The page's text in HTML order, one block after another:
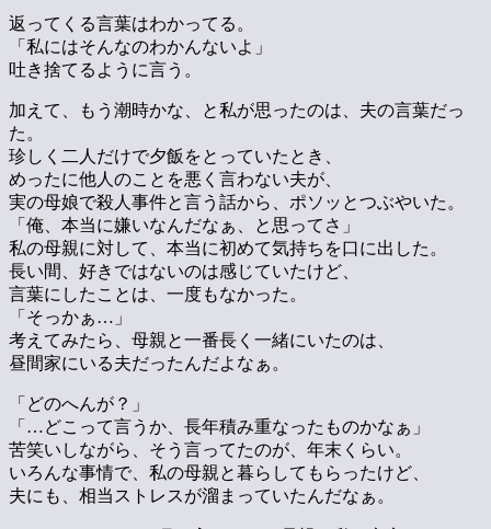
返ってくる言葉はわかってる。
「私にはそんなのわかんないよ」
吐き捨てるように言う。
加えて、もう潮時かな、と私が思ったのは、夫の言葉だっ
た。
珍しく二人だけで夕飯をとっていたとき、
めったに他人のことを悪く言わない夫が、
実の母娘で殺人事件と言う話から、ポソッとつぶやいた。
「俺、本当に嫌いなんだなぁ、と思ってさ」
私の母親に対して、本当に初めて気持ちを口に出した。
長い間、好きではないのは感じていたけど、
言葉にしたことは、一度もなかった。
「そっかぁ…」
考えてみたら、母親と一番長く一緒にいたのは、
昼間家にいる夫だったんだよなぁ。
「どのへんが？」
「…どこって言うか、長年積み重なったものかなぁ」
苦笑いしながら、そう言ってたのが、年末くらい。
いろんな事情で、私の母親と暮らしてもらったけど、
夫にも、相当ストレスが溜まっていたんだなぁ。